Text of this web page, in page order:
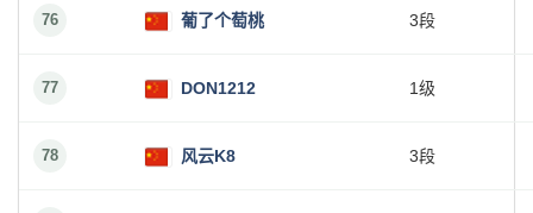
76 葡了个萄桃 3段
77 DON1212 1级
78 风云K8 3段